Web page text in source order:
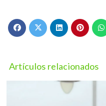
Artículos relacionados